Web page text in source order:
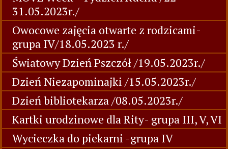
31.05.2023r./
Owocowe zajęcia otwarte z rodzicami-
grupa IV/18.05.2023 r./
Światowy Dzień Pszczół /19.05.2023r./
Dzień Niezapominajki /15.05.2023r./
Dzień bibliotekarza /08.05.2023r./
Kartki urodzinowe dla Rity- grupa III, V, VI
Wycieczka do piekarni -grupa IV